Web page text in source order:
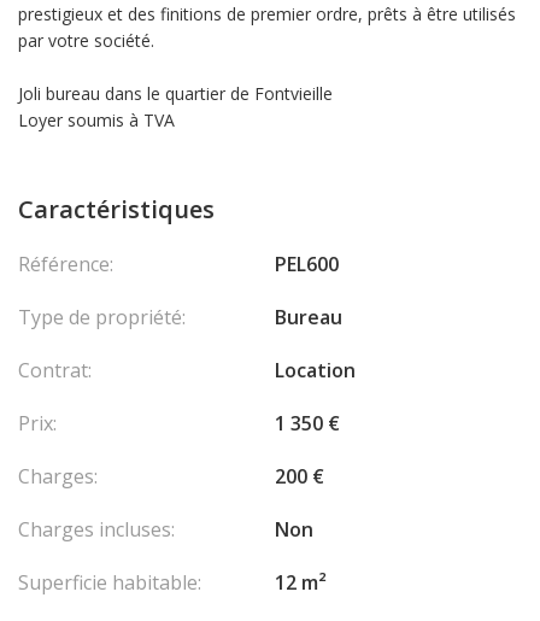
prestigieux et des finitions de premier ordre, prêts à être utilisés
par votre société.
Joli bureau dans le quartier de Fontvieille
Loyer soumis à TVA
Caractéristiques
Référence:
PEL600
Type de propriété:
Bureau
Contrat:
Location
Prix:
1 350 €
Charges:
200 €
Charges incluses:
Non
Superficie habitable:
12 m²